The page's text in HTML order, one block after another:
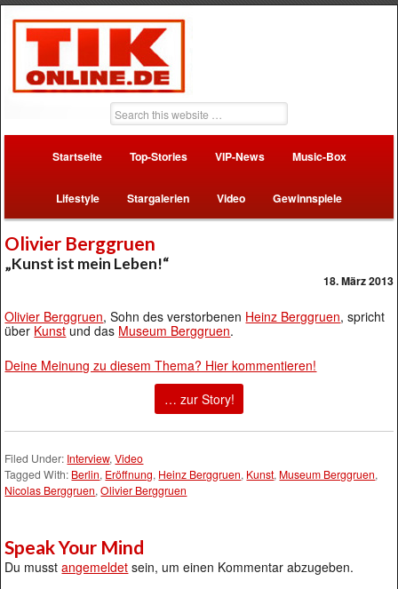
Startseite Top-Stories VIP-News Music-Box
Lifestyle Stargalerien Video Gewinnspiele
Olivier Berggruen
„Kunst ist mein Leben!“
18. März 2013
Olivier Berggruen, Sohn des verstorbenen Heinz Berggruen, spricht
über Kunstund das Museum Berggruen.
Deine Meinung zu diesem Thema? Hier kommentieren!
… zur Story!
Filed Under: Interview,Video
Tagged With: Berlin, Eröffnung, Heinz Berggruen, Kunst, Museum Berggruen,
Nicolas Berggruen,Olivier Berggruen
Speak Your Mind
Du musstangemeldet sein, um einen Kommentar abzugeben.